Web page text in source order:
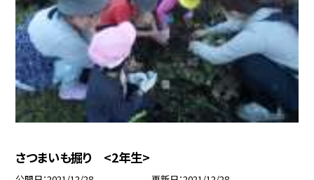
さつまいも掘り <2年生>